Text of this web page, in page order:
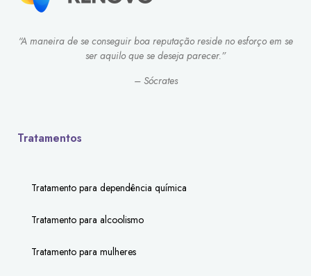
“A maneira de se conseguir boa reputação reside no esforço em se
ser aquilo que se deseja parecer.”
– Sócrates
Tratamentos
Tratamento para dependência química
Tratamento para alcoolismo
Tratamento para mulheres